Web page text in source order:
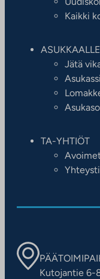
Kaikki
ASUKKAALLE
Jätä
TA-YHTIÖT
Kutojantie 6-